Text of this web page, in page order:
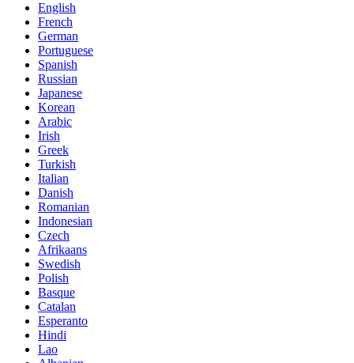
English
French
German
Portuguese
Spanish
Russian
Japanese
Korean
Arabic
Irish
Greek
Turkish
Italian
Danish
Romanian
Indonesian
Czech
Afrikaans
Swedish
Polish
Basque
Catalan
Esperanto
Hindi
Lao